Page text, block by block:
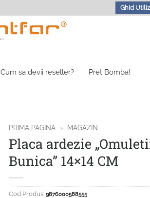
Ghid
Cum sa devii reseller? Pret Bomba!
PRIMA PAGINA » MAGAZIN
Placa ardezie
Bunica” 14×14 CM
Cod Produs: 9876000588555